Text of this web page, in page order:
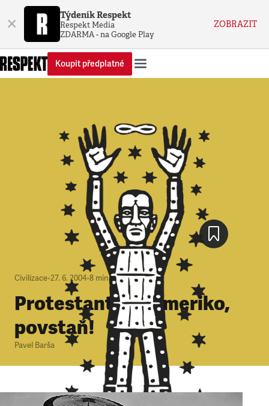
× Týdeník Respekt
Respekt Media
ZDARMA - na Google Play
ZOBRAZIT
Koupit předplatné
Civilizace•27. 6. 2004•8 minut
Protestantská Ameriko,
povstaň!
Pavel Barša